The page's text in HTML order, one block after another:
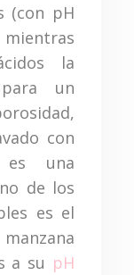
(con pH
la
un
con
es una
de los
es el
a su pH